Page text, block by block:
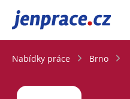
JenPráce.cz
Nabídky práce Brno